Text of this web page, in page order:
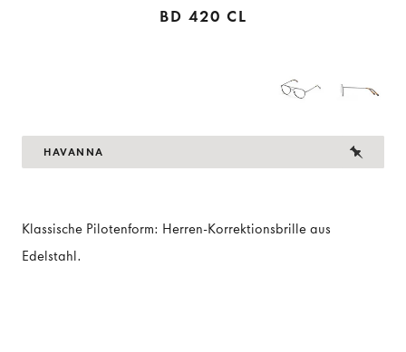
BD 420 CL
HAVANNA
Klassische Pilotenform: Herren-Korrektionsbrille aus
Edelstahl.